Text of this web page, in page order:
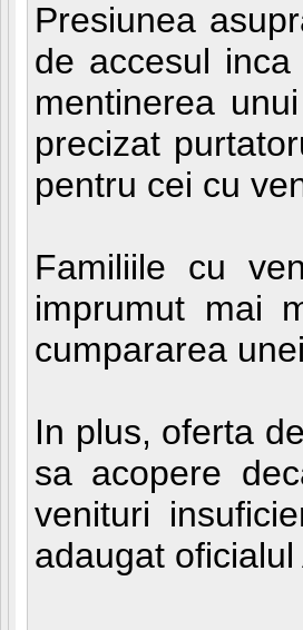
Presiunea
de accesul
mentinerea
precizat
pentru cei cu
Familiile cu
imprumut mai
cumpararea
In plus, oferta
sa acopere
venituri
adaugat oficialul